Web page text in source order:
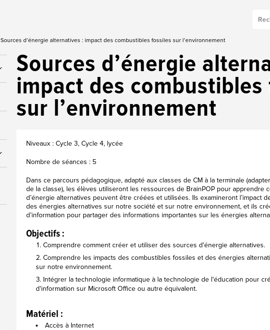
Sources d’énergie alternatives : impact des combustibles fossiles sur l’environnement
Sources d’énergie
impact des combustibles
sur l’environnement
Niveaux : Cycle 3, Cycle 4, lycée
Nombre de séances : 5
Dans ce parcours pédagogique, adapté aux classes de CM à la terminale
de la classe), les élèves utiliseront les ressources de BrainPOP pour apprendre
d’énergie alternatives peuvent être créées et utilisées. Ils examineront l’impact
des énergies alternatives sur notre société et sur notre environnement, et ils
d’information pour partager des informations importantes sur les énergies
Objectifs :
Comprendre comment créer et utiliser des sources d'énergie alternatives.
Comprendre les impacts des combustibles fossiles et des énergies
sur notre environnement.
Intégrer la technologie informatique à la technologie de l'éducation pour
d'information sur Microsoft Office ou autre équivalent.
Matériel :
Accès à Internet